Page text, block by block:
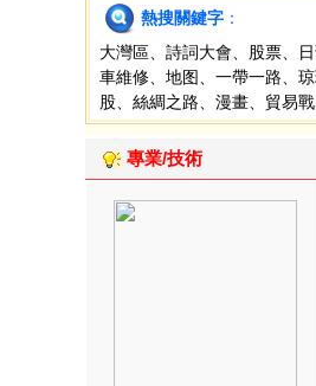
熱搜關鍵字 ：
大灣區
詩詞大會 股票
車維修
地图 一帶一路
股
絲綢之路 漫畫 貿易戰
專業/技術